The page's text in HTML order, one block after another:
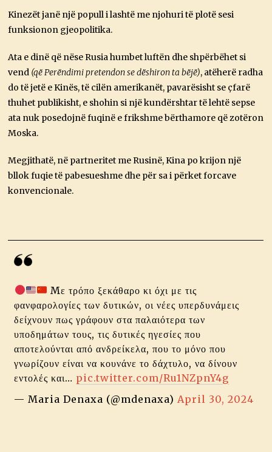
Kinezët janë një popull i lashtë me njohuri të plotë sesi
funksionon gjeopolitika.
Ata e dinë që nëse Rusia humbet luftën dhe shpërbëhet si
vend (që Perëndimi pretendon se dëshiron ta bëjë), atëherë radha
do të jetë e Kinës, të cilën amerikanët, pavarësisht se çfarë
thuhet publikisht, e shohin si një kundërshtar të lehtë sepse
ata nuk posedojnë fuqinë e frikshme bërthamore që zotëron
Moska.
Megjithatë, në partneritet me Rusinë, Kina po krijon një
bllok fuqie të pabesueshme dhe për sa i përket forcave
konvencionale.
Mε τρόπο ξεκάθαρο κι όχι με τις
φανφαρολογίες των δυτικών, οι νέες υπερδυνάμεις
δείχνουν πως γράφουν στα παλαιότερα των
υποδημάτων τους, τις δυτικές ηγεσίες που
αποτελούνται από ανδρείκελα, που το μόνο που
γνωρίζουν είναι να κουνάνε το δάχτυλο, να δίνουν
εντολές και… pic.twitter.com/Ru1NZpnY4g
— Maria Denaxa (@mdenaxa) April 30, 2024